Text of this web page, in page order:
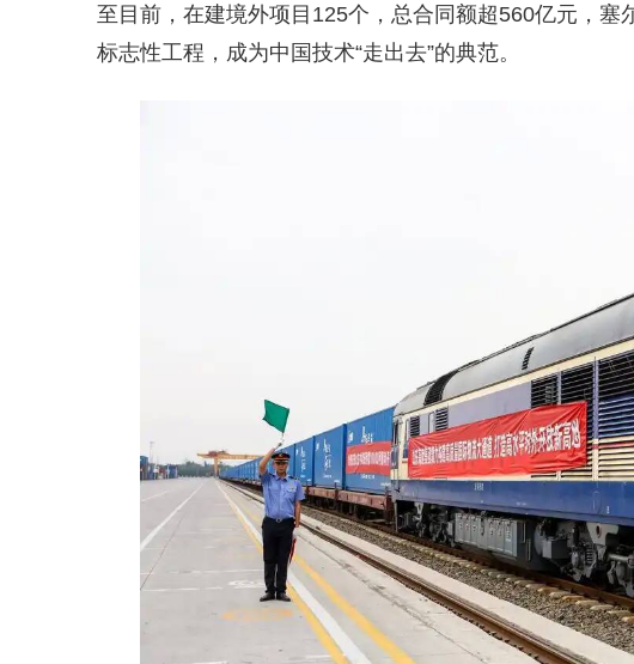
至目前，在建境外项目125个，总合同额超560亿元，
标志性工程，成为中国技术“走出去”的典范。